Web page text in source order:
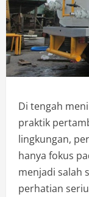
Di tengah
praktik
lingkungan,
hanya fokus
menjadi salah
perhatian